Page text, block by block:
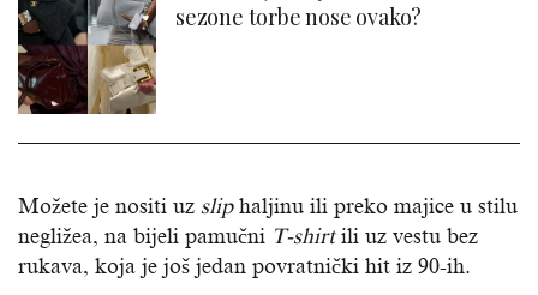
sezone torbe nose ovako?
Možete je nositi uz sliphaljinu ili preko majice u stilu
negližea, na bijeli pamučni T-shirtili uz vestu bez
rukava, koja je još jedan povratnički hit iz 90-ih.